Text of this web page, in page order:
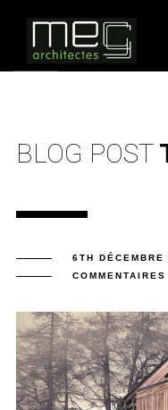
BLOG POST
6TH DÉCEMBRE